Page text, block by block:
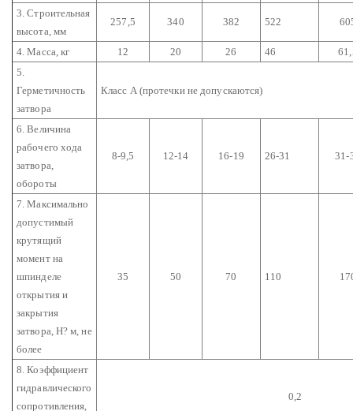
3. Строительная
высота, мм
257,5 340 382 522
4. Масса, кг 12 20 26 46
5.
Герметичность
затвора
Класс А (протечки не допускаются)
6. Величина
рабочего хода
затвора,
обороты
8-9,5 12-14 16-19 26-31 31-
7. Максимально
допустимый
крутящий
момент на
шпинделе
открытия и
закрытия
затвора, Н? м, не
более
35 50 70 110
8. Коэффициент
гидравлического
сопротивления,
0,2